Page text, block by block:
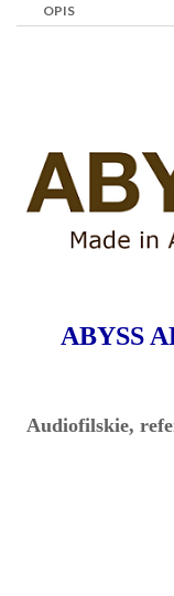
OPIS
ABYSS
Audiofilskie,